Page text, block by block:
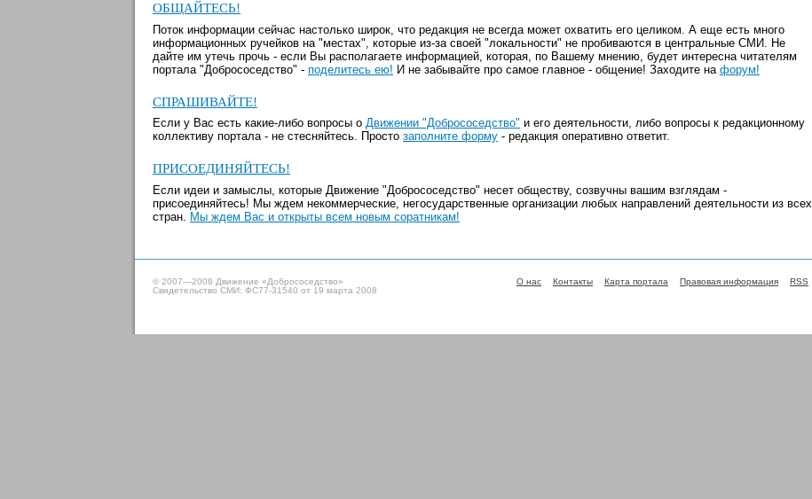
ОБЩАЙТЕСЬ!
Поток информации сейчас настолько широк, что редакция не всегда может охватить его целиком. А еще есть много
информационных ручейков на "местах", которые из-за своей "локальности" не пробиваются в центральные СМИ. Не
дайте им утечь прочь - если Вы располагаете информацией, которая, по Вашему мнению, будет интересна читателям
портала "Добрососедство" - поделитесь ею! И не забывайте про самое главное - общение! Заходите на форум!
СПРАШИВАЙТЕ!
Если у Вас есть какие-либо вопросы о Движении "Добрососедство" и его деятельности, либо вопросы к редакционному
коллективу портала - не стесняйтесь. Просто заполните форму - редакция оперативно ответит.
ПРИСОЕДИНЯЙТЕСЬ!
Если идеи и замыслы, которые Движение "Добрососедство" несет обществу, созвучны вашим взглядам -
присоединяйтесь! Мы ждем некоммерческие, негосударственные организации любых направлений деятельности из всех
стран. Мы ждем Вас и открыты всем новым соратникам!
О нас Контакты Карта портала Правовая информация RSS
© 2007—2008 Движение «Добрососедство»
Свидетельство СМИ: ФС77-31540 от 19 марта 2008